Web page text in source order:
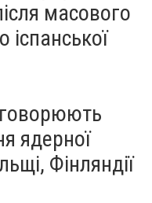
масового
іспанської
ядерної
Фінляндії